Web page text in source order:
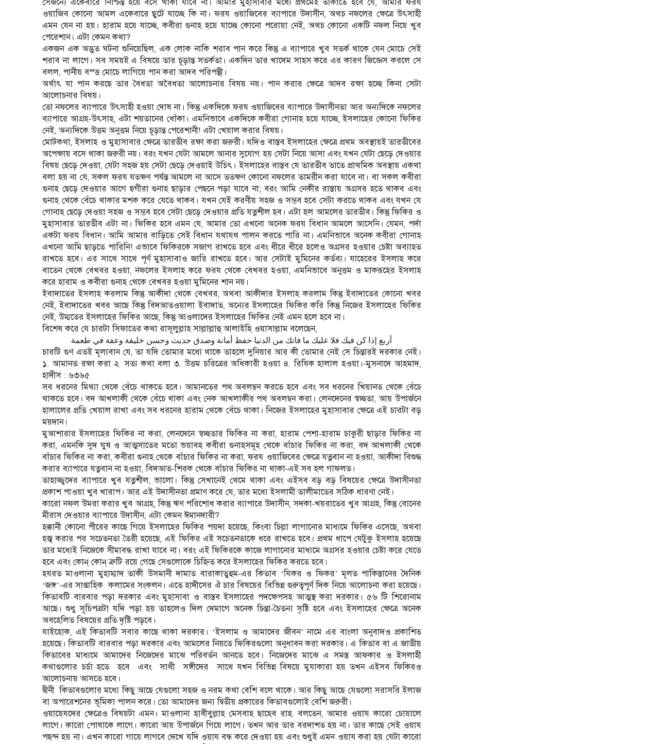
ওয়াজিব কোনো আমল একেবারে ছুটে যাচ্ছে কি না। ফরয ওয়াজিবের ব্যাপারে উদাসীন, অথচ নফলের ক্ষেত্রে উৎসাহী
এমন যেন না হয়। হারাম হয়ে যাচ্ছে, কবীরা গুনাহ হয়ে যাচ্ছে কোনো পরোয়া নেই, অথচ কোনো একটি নফল নিয়ে খুব
পেরেশান। এটা কেমন কথা?
একজন এক অদ্ভুত ঘটনা শুনিয়েছিল, এক লোক নাকি শরাব পান করে কিন্তু এ ব্যাপারে খুব সতর্ক থাকে যেন মোচে সেই
শরাব না লাগে। সব সময়ই এ বিষয়ে তার চূড়ান্ত সতর্কতা। একদিন তার খাদেম সাহস করে এর কারণ জিজ্ঞেস করলে সে
বলল, পানীয় বস্ত্ত মোচে লাগিয়ে পান করা আদব পরিপন্থী।
অর্থাৎ যা পান করছে তার বৈধতা অবৈধতা আলোচনার বিষয় নয়। পান করার ক্ষেত্রে আদব রক্ষা হচ্ছে কিনা সেটা
আলোচনার বিষয়।
তো নফলের ব্যাপারে উৎসাহী হওয়া দোষ না। কিন্তু একদিকে ফরয ওয়াজিবের ব্যাপারে উদাসীনতা আর অন্যদিকে নফলের
ব্যাপারে আগ্রহ-উৎসাহ, এটা শয়তানের ধোঁকা। এমনিভাবে একদিকে কবীরা গোনাহ হয়ে যাচ্ছে, ইসলাহের কোনো ফিকির
নেই, অন্যদিকে উত্তম অনুত্তম নিয়ে চূড়ান্ত পেরেশানী! এটা খেয়াল করার বিষয়।
মোটকথা, ইসলাহ ও মুহাসাবার ক্ষেত্রে তারতীব রক্ষা করা জরুরী। যদিও বাস্তব ইসলাহের ক্ষেত্রে প্রথম অবস্থায়ই তারতীবের
অপেক্ষায় বসে থাকা জরুরী নয়। বরং যখন যেটা আমলে আনার সুযোগ হয় সেটা নিয়ে আসা এবং যখন যেটা ছেড়ে দেওয়ার
বিষয় ছেড়ে দেওয়া, যেটা সহজ হয় সেটা ছেড়ে দেওয়াই উচিৎ। ইসলাহের বাস্তব যে তারতীব তাতে প্রাথমিক অবস্থায় একথা
বলা হয় না যে, সকল ফরয যতক্ষণ পর্যন্ত আমলে না আসে ততক্ষণ কোনো নফলের তামরীন করা যাবে না। বা সকল কবীরা
গুনাহ ছেড়ে দেওয়ার আগে ছগীরা গুনাহ ছাড়ার পেছনে পড়া যাবে না; বরং আমি নেকীর রাস্তায় অগ্রসর হতে থাকব এবং
গুনাহ থেকে বেঁচে থাকার মশক করে যেতে থাকব। যখন যেই করণীয় সহজ ও সম্ভব হবে সেটা করতে থাকব এবং যখন যে
গোনাহ ছেড়ে দেওয়া সহজ ও সম্ভব হবে সেটা ছেড়ে দেওয়ার প্রতি যত্নশীল হব। এটা হল আমলের তারতীব। কিন্তু ফিকির ও
মুহাসাবার তারতীব এটা না। ফিকির হবে এমন যে, আমার তো এখনো অনেক ফরয বিধান আমলে আসেনি। যেমন, পর্দা
একটা ফরয বিধান। আমি আমার বাড়িতে সেই বিধান যথাযথ পালন করতে পারি না। এমনিভাবে অনেক কবীরা গোনাহ
এখনো আমি ছাড়তে পারিনি! এভাবে ফিকিরকে সজাগ রাখতে হবে এবং ধীরে ধীরে হলেও অগ্রসর হওয়ার চেষ্টা অব্যাহত
রাখতে হবে। এর সাথে সাথে পূর্ণ মুহাসাবাও জারি রাখতে হবে। আর সেটাই মুমিনের কর্তব্য। যাহেরের ইসলাহ করে
বাতেন থেকে বেখবর হওয়া, নফলের ইসলাহ করে ফরয থেকে বেখবর হওয়া, এমনিভাবে অনুত্তম ও মাকরূহের ইসলাহ
করে হারাম ও কবীরা গুনাহ থেকে বেখবর হওয়া মুমিনের শান নয়।
ইবাদাতের ইসলাহ করলাম কিন্তু আকীদা থেকে বেখবর, অথবা আকীদার ইসলাহ করলাম কিন্তু ইবাদাতের কোনো খবর
নেই, ইবাদাতের খবর আছে কিন্তু বিদআতওয়ালা ইবাদাত, অন্যের ইসলাহের ফিকির করি কিন্তু নিজের ইসলাহের ফিকির
নেই, উম্মতের ইসলাহের ফিকির আছে, কিন্তু আওলাদের ইসলাহের ফিকির নেই এমন হলে হবে না।
বিশেষ করে যে চারটা সিফাতের কথা রাসূলুল্লাহ সাল্লাল্লাহু আলাইহি ওয়াসাল্লাম বলেছেন,
أربع إذا كن فيك فلا عليك ما فاتك من الدنيا حفظ أمانة وصدق حديث وحسن خليقة وعفة في طعمة
চারটি গুণ এতই মূল্যবান যে, তা যদি তোমার মধ্যে থাকে তাহলে দুনিয়ার আর কী তোমার নেই সে চিন্তারই দরকার নেই।
১. আমানত রক্ষা করা ২. সত্য কথা বলা ৩. উত্তম চরিত্রের অধিকারী হওয়া ৪. রিযিক হালাল হওয়া।-মুসনাদে আহমাদ,
হাদীস : ৬৩৬৫
সব ধরনের মিথ্যা থেকে বেঁচে থাকতে হবে। আমানতের পথ অবলম্বন করতে হবে এবং সব ধরনের খিয়ানত থেকে বেঁচে
থাকতে হবে। বদ আখলাকী থেকে বেঁচে থাকা এবং নেক আখলাকীর পথ অবলম্বন করা। লেনদেনের স্বচ্ছতা, আয় উপার্জনে
হালালের প্রতি খেয়াল রাখা এবং সব ধরনের হারাম থেকে বেঁচে থাকা। নিজের ইসলাহের মুহাসাবার ক্ষেত্রে এই চারটা বড়
ময়দান।
মুআশারার ইসলাহের ফিকির না করা, লেনদেনে স্বচ্ছতার ফিকির না করা, হারাম পেশা-হারাম চাকুরী ছাড়ার ফিকির না
করা, এমনকি সুদ ঘুষ ও আত্মসাতের মতো ভয়াবহ কবীরা গুনাহসমূহ থেকে বাঁচার ফিকির না করা, বদ আখলাকী থেকে
বাঁচার ফিকির না করা, কবীরা গুনাহ থেকে বাঁচার ফিকির না করা, ফরয ওয়াজিবের ক্ষেত্রে যত্নবান না হওয়া, আকীদা বিশুদ্ধ
করার ব্যাপারে যত্নবান না হওয়া, বিদআত-শিরক থেকে বাঁচার ফিকির না থাকা-এই সব হল গাফলত।
তাহাজ্জুদের ব্যাপারে খুব যত্নশীল, ভালো। কিন্তু সেখানেই থেমে থাকা এবং এইসব বড় বড় বিষয়ের ক্ষেত্রে উদাসীনতা
প্রকাশ পাওয়া খুব খারাপ। আর এই উদাসীনতা প্রমাণ করে যে, তার মধ্যে ইসলামী তালীমাতের সঠিক ধারণা নেই।
কারো নফল উমরা করার খুব আগ্রহ, কিন্তু ঋণ পরিশোধ করার ব্যাপারে উদাসীন, সদকা-খয়রাতের খুব আগ্রহ, কিন্তু বোনের
মীরাস দেওয়ার ব্যাপারে উদাসীন, এটা কেমন ঈমানদারী?
হক্কানী কোনো পীরের কাছে গিয়ে ইসলাহের ফিকির পয়দা হয়েছে, কিংবা চিল্লা লাগানোর মাধ্যমে ফিকির এসেছে, অথবা
হজ্ব করার পর সচেতনতা তৈরী হয়েছে, এই ফিকির এই সচেতনতাকে ধরে রাখতে হবে। প্রথম ধাপে যেটুকু ইসলাহ হয়েছে
তার মধ্যেই নিজেকে সীমাবদ্ধ রাখা যাবে না। বরং এই ফিকিরকে কাজে লাগানোর মাধ্যমে অগ্রসর হওয়ার চেষ্টা করে যেতে
হবে এবং কোন্ কোন্ ত্রুটি রয়ে গেছে সেগুলোকে চিহ্নিত করে ইসলাহের ফিকির করতে হবে।
হযরত মাওলানা মুহাম্মাদ তাকী উসমানী দামাত বারাকাতুহুম-এর কিতাব ‘যিকর ও ফিকর’ মূলত পাকিস্তানের দৈনিক
‘জঙ্গ’-এর সাপ্তাহিক কলামের সংকলন। এতে হাদীসের ঐ চার বিষয়ের বিভিন্ন গুরুত্বপূর্ণ দিক নিয়ে আলোচনা করা হয়েছে।
কিতাবটি বারবার পড়া দরকার এবং মুহাসাবা ও বাস্তব ইসলাহের পদক্ষেপসহ আত্মস্থ করা দরকার। ৫৬ টি শিরোনাম
আছে। শুধু সূচিপত্রটা যদি পড়া হয় তাহলেও দিল দেমাগে অনেক চিন্তা-চৈতন্য সৃষ্টি হবে এবং ইসলাহের ক্ষেত্রে অনেক
অবহেলিত বিষয়ের প্রতি দৃষ্টি পড়বে।
যাইহোক, এই কিতাবটি সবার কাছে থাকা দরকার। ‘ইসলাম ও আমাদের জীবন’ নামে এর বাংলা অনুবাদও প্রকাশিত
হয়েছে। কিতাবটি বারবার পড়া দরকার এবং আমলের নিয়তে ফিকিরগুলো অনুধাবন করা দরকার। এ কিতাব বা এ জাতীয়
কিতাবের মাধ্যমে আমাদের নিজেদের মাঝে পরিবর্তন আনতে হবে। নিজেদের মাঝে এ সমস্ত আফকার ও ইসলাহী
কথাগুলোর চর্চা হতে
হবে এবং সাথী সঙ্গীদের
সাথে যখন বিভিন্ন বিষয়ে মুযাকারা হয় তখন এইসব ফিকিরও
আলোচনায় আসতে হবে।
দ্বীনী কিতাবগুলোর মধ্যে কিছু আছে যেগুলো সহজ ও নরম কথা বেশি বলে থাকে। আর কিছু আছে যেগুলো সরাসরি ইলাজ
বা অপারেশনের ভূমিকা পালন করে। তো আমাদের জন্য দ্বিতীয় প্রকারের কিতাবগুলোই বেশি জরুরী।
ওয়ায়েযদের ক্ষেত্রেও বিষয়টা এমন। মাওলানা হাবীবুল্লাহ মেসবাহ ছাহেব রাহ. বলতেন, আমার ওয়ায কারো চোয়ালে
লাগে। কারো পোষাকে লাগে। কারো আয় উপার্জনে গিয়ে লাগে। তখন আর তার বরদাশত হয় না। তার কাছে সেই ওয়ায
পছন্দ হয় না। এখন কারো গায়ে লাগবে দেখে যদি ওয়ায বন্ধ করে দেওয়া হয় এবং শুধুই এমন ওয়ায করা হয় যেটা কারো